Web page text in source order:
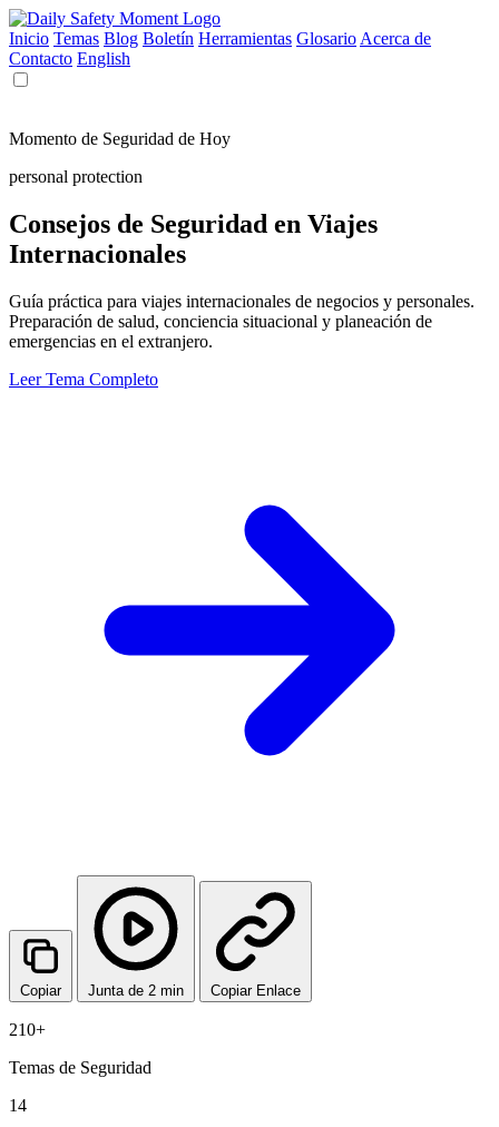
Inicio Temas Blog Boletín Herramientas Glosario Acerca de
Contacto English
Momento de Seguridad de Hoy
personal protection
Consejos de Seguridad en Viajes
Internacionales
Guía práctica para viajes internacionales de negocios y personales.
Preparación de salud, conciencia situacional y planeación de
emergencias en el extranjero.
Leer Tema Completo
Copiar Junta de 2 min Copiar Enlace
210+
Temas de Seguridad
14